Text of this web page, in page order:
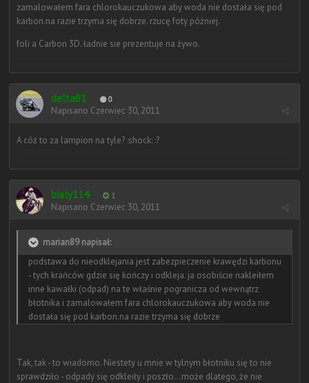
zamalowałem fara chlorokauczukowa aby woda nie dostała się pod
karbon.na razie trzyma się dobrze. rzucę foty później.
foli a Carbon 3D. ładnie sie prezentuje na żywo.
delta81 0
Napisano Czerwiec 30, 2011
A cóż to za lampion na tyle? :shock: :?
bialy114 1
Napisano Czerwiec 30, 2011
marian89 napisał:
podstawa do nieodklejania jest zabezpieczenie krawędzi karbonu
- tych krańców gdzie się kończy i odkleja. ja osobiście nakleiłem
inne kawałki (odpad) na te właśnie pogranicza od wewnątrz
błotnika i zamalowałem fara chlorokauczukowa aby woda nie
dostała się pod karbon.na razie trzyma się dobrze
Tak, tak - to wiadomo. Niestety u mnie w tylnym błotniku się to nie
sprawdziło - odpady się odkleiły i poszło...może dlatego, że nie